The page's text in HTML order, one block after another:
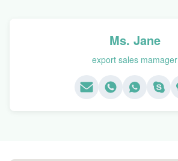
Ms. Jane
export sales mamager